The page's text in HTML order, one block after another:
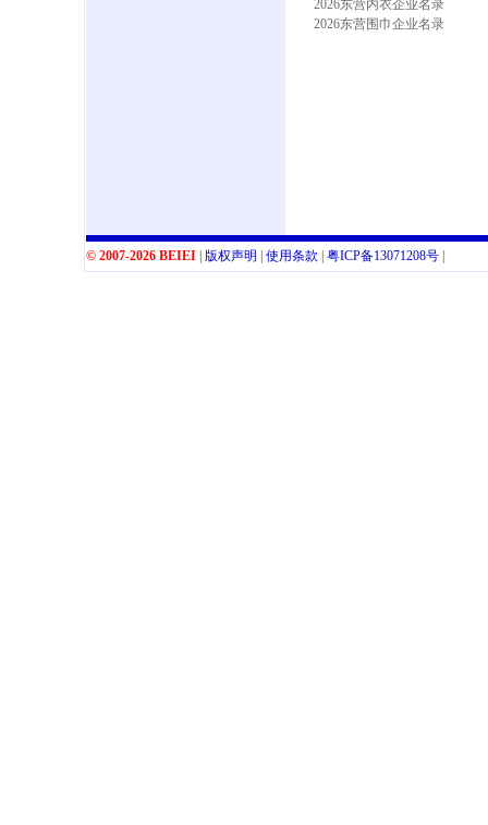
2026东营内衣企业名录
2026东营围巾企业名录
© 2007-2026 BEIEI| 版权声明 使用条款 粤ICP备13071208号|